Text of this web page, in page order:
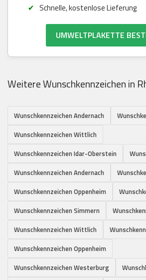
Schnelle, kostenlose Lieferung
UMWELTPLAKETTE
Weitere Wunschkennzeichen in
Wunschkennzeichen Andernach
Wunschkennzeichen Wittlich
Wunschkennzeichen Idar-Oberstein
Wunschkennzeichen Andernach
Wunschkennzeichen Oppenheim
Wunschkennzeichen Simmern
Wunschkennzeichen Wittlich
Wunschkennzeichen Oppenheim
Wunschkennzeichen Westerburg